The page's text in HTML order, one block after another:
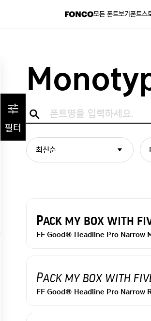
모든 폰트보기폰트스
필터
최신순
Pack my box with
FF Good® Headline Pro Narrow
Pack my box with
FF Good® Headline Pro Narrow